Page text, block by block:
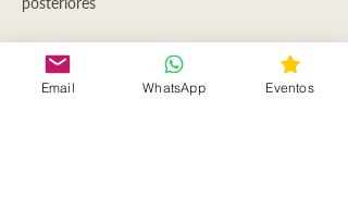
Informações de contato
Email WhatsApp Eventos